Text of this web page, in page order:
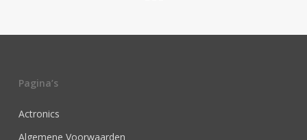
Pagina’s
Actronics
Algemene Voorwaarden